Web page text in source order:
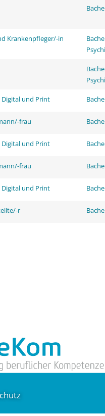
Krankenpfleger/-in
und Print
frau
und Print
frau
und Print
r